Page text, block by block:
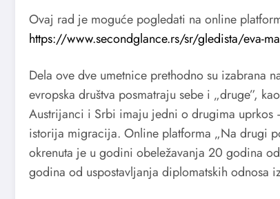
Ovaj rad je moguće pogledati na online
https://www.secondglance.rs/sr/gledista/eva-
Dela ove dve umetnice prethodno su izabrana
evropska društva posmatraju sebe i „druge”,
Austrijanci i Srbi imaju jedni o drugima
istorija migracija. Online platforma „Na drugi
okrenuta je u godini obeležavanja 20 godina
godina od uspostavljanja diplomatskih odnosa